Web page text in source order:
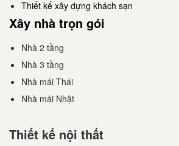
Thiết kế xây dựng khách sạn
Xây nhà trọn gói
Nhà 2 tầng
Nhà 3 tầng
Nhà mái Thái
Nhà mái Nhật
Thiết kế nội thất